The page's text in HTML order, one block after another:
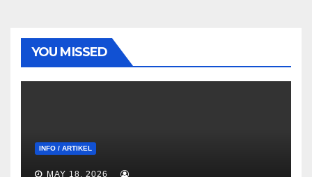
YOU MISSED
INFO / ARTIKEL
MAY 18, 2026